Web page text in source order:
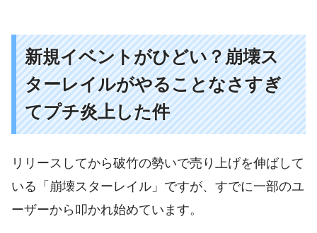
新規イベントがひどい？崩壊ス
ターレイルがやることなさすぎ
てプチ炎上した件
リリースしてから破竹の勢いで売り上げを伸ばして
いる「崩壊スターレイル」ですが、すでに一部のユ
ーザーから叩かれ始めています。